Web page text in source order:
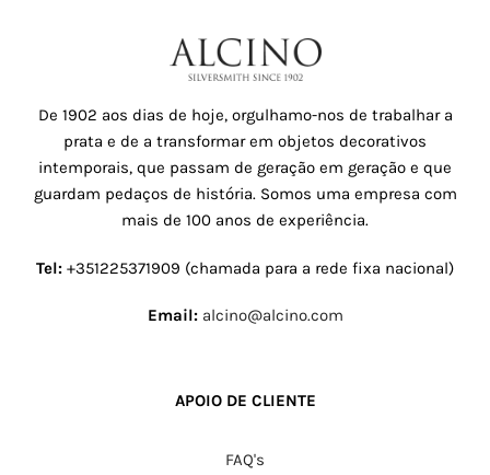
De 1902 aos dias de hoje, orgulhamo-nos de trabalhar a
prata e de a transformar em objetos decorativos
intemporais, que passam de geração em geração e que
guardam pedaços de história. Somos uma empresa com
mais de 100 anos de experiência.
Tel: +351225371909 (chamada para a rede fixa nacional)
Email: alcino@alcino.com
APOIO DE CLIENTE
FAQ's